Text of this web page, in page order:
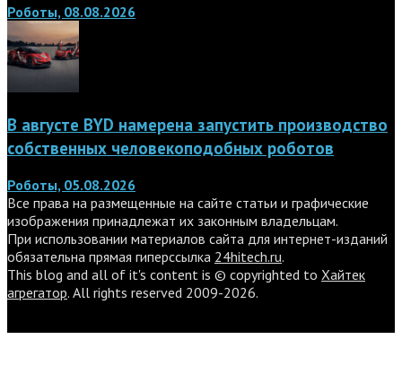
Роботы, 08.08.2026
В августе BYD намерена запустить производство
собственных человекоподобных роботов
Роботы, 05.08.2026
Все права на размещенные на сайте статьи и графические
изображения принадлежат их законным владельцам.
При использовании материалов сайта для интернет-изданий
обязательна прямая гиперссылка 24hitech.ru.
This blog and all of it's content is © copyrighted to Хайтек
агрегатор. All rights reserved 2009-2026.